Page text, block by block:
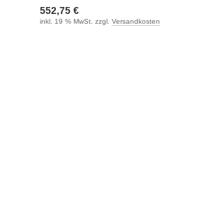
552,75 €
inkl. 19 % MwSt. zzgl. Versandkosten